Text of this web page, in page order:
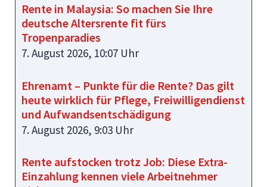
Rente in Malaysia: So machen Sie Ihre
deutsche Altersrente fit fürs
Tropenparadies
7. August 2026, 10:07 Uhr
Ehrenamt – Punkte für die Rente? Das gilt
heute wirklich für Pflege, Freiwilligendienst
und Aufwandsentschädigung
7. August 2026, 9:03 Uhr
Rente aufstocken trotz Job: Diese Extra-
Einzahlung kennen viele Arbeitnehmer